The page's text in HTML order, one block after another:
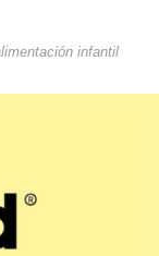
infantil